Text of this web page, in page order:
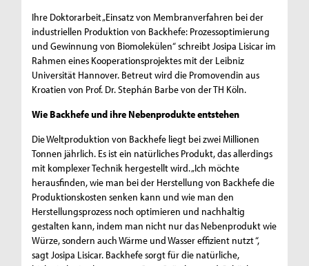
Ihre Doktorarbeit „Einsatz von Membranverfahren bei der
industriellen Produktion von Backhefe: Prozessoptimierung
und Gewinnung von Biomolekülen“ schreibt Josipa Lisicar im
Rahmen eines Kooperationsprojektes mit der Leibniz
Universität Hannover. Betreut wird die Promovendin aus
Kroatien von Prof. Dr. Stephán Barbe von der TH Köln.
Wie Backhefe und ihre Nebenprodukte entstehen
Die Weltproduktion von Backhefe liegt bei zwei Millionen
Tonnen jährlich. Es ist ein natürliches Produkt, das allerdings
mit komplexer Technik hergestellt wird. „Ich möchte
herausfinden, wie man bei der Herstellung von Backhefe die
Produktionskosten senken kann und wie man den
Herstellungsprozess noch optimieren und nachhaltig
gestalten kann, indem man nicht nur das Nebenprodukt wie
Würze, sondern auch Wärme und Wasser effizient nutzt “,
sagt Josipa Lisicar. Backhefe sorgt für die natürliche,